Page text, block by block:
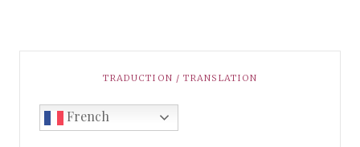
TRADUCTION / TRANSLATION
French